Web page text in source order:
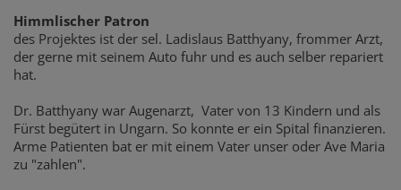
Himmlischer Patron
des Projektes ist der sel. Ladislaus Batthyany, frommer Arzt,
der gerne mit seinem Auto fuhr und es auch selber repariert
hat.
Dr. Batthyany war Augenarzt, Vater von 13 Kindern und als
Fürst begütert in Ungarn. So konnte er ein Spital finanzieren.
Arme Patienten bat er mit einem Vater unser oder Ave Maria
zu "zahlen".